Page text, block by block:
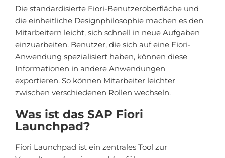
Die standardisierte Fiori-Benutzeroberfläche und
die einheitliche Designphilosophie machen es den
Mitarbeitern leicht, sich schnell in neue Aufgaben
einzuarbeiten. Benutzer, die sich auf eine Fiori-
Anwendung spezialisiert haben, können diese
Informationen in andere Anwendungen
exportieren. So können Mitarbeiter leichter
zwischen verschiedenen Rollen wechseln.
Was ist das SAP Fiori
Launchpad?
Fiori Launchpad ist ein zentrales Tool zur